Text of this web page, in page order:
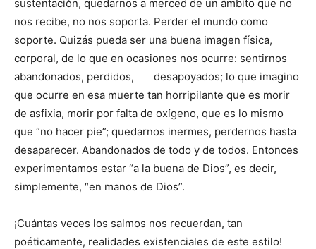
sustentación, quedarnos a merced de un ámbito que no
nos recibe, no nos soporta. Perder el mundo como
soporte. Quizás pueda ser una buena imagen física,
corporal, de lo que en ocasiones nos ocurre: sentirnos
abandonados, perdidos, desapoyados; lo que imagino
que ocurre en esa muerte tan horripilante que es morir
de asfixia, morir por falta de oxígeno, que es lo mismo
que “no hacer pie”; quedarnos inermes, perdernos hasta
desaparecer. Abandonados de todo y de todos. Entonces
experimentamos estar “a la buena de Dios”, es decir,
simplemente, “en manos de Dios”.
¡Cuántas veces los salmos nos recuerdan, tan
poéticamente, realidades existenciales de este estilo!